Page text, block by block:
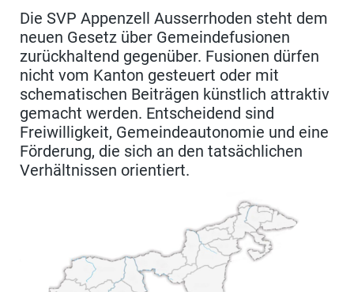
Die SVP Appenzell Ausserrhoden steht dem
neuen Gesetz über Gemeindefusionen
zurückhaltend gegenüber. Fusionen dürfen
nicht vom Kanton gesteuert oder mit
schematischen Beiträgen künstlich attraktiv
gemacht werden. Entscheidend sind
Freiwilligkeit, Gemeindeautonomie und eine
Förderung, die sich an den tatsächlichen
Verhältnissen orientiert.